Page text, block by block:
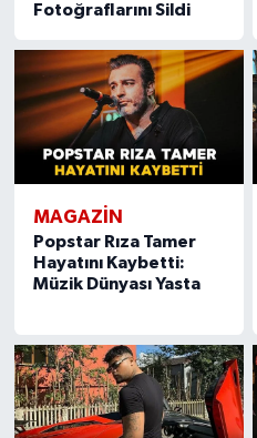
Fotoğraflarını Sildi
MAGAZIN
Popstar Rıza Tamer
Hayatını Kaybetti:
Müzik Dünyası Yasta